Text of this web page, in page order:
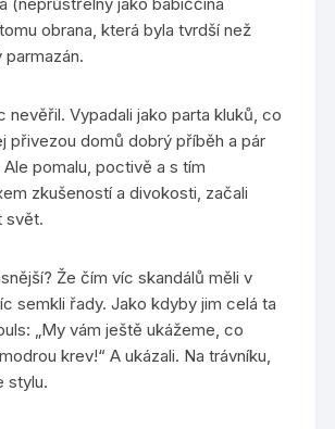
obrana, která byla tvrdší než
nevěřil. Vypadali jako parta kluků, co
přivezou domů dobrý příběh a pár
pomalu, poctivě a s tím
zkušeností a divokosti, začali
svět.
Že čím víc skandálů měli v
semkli řady. Jako kdyby jim celá ta
„My vám ještě ukážeme, co
krev!“ A ukázali. Na trávníku,
stylu.